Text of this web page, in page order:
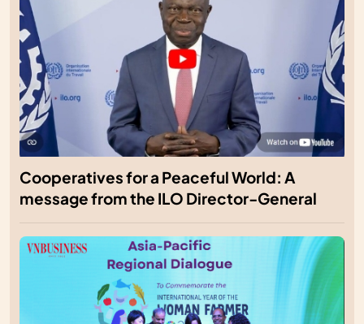
Cooperatives for a Peaceful World: A
message from the ILO Director-General